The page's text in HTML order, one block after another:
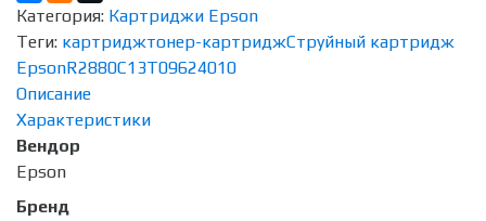
Категория: Картриджи Epson
Теги: картриджтонер-картриджСтруйный картридж
EpsonR2880C13T09624010
Описание
Характеристики
Вендор
Epson
Бренд